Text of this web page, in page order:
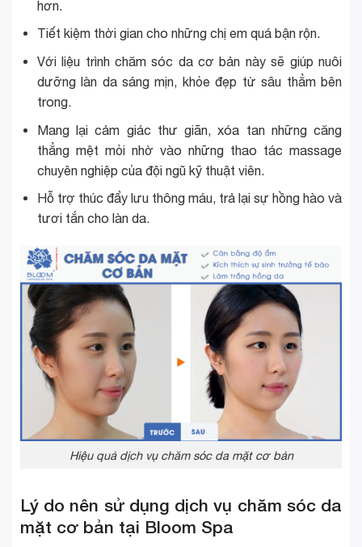
hơn.
Tiết kiệm thời gian cho những chị em quá bận rộn.
Với liệu trình chăm sóc da cơ bản này sẽ giúp nuôi
dưỡng làn da sáng mịn, khỏe đẹp từ sâu thẳm bên
trong.
Mang lại cảm giác thư giãn, xóa tan những căng
thẳng mệt mỏi nhờ vào những thao tác massage
chuyên nghiệp của đội ngũ kỹ thuật viên.
Hỗ trợ thúc đẩy lưu thông máu, trả lại sự hồng hào và
tươi tắn cho làn da.
Hiệu quả dịch vụ chăm sóc da mặt cơ bản
Lý do nên sử dụng dịch vụ chăm sóc da
mặt cơ bản tại Bloom Spa